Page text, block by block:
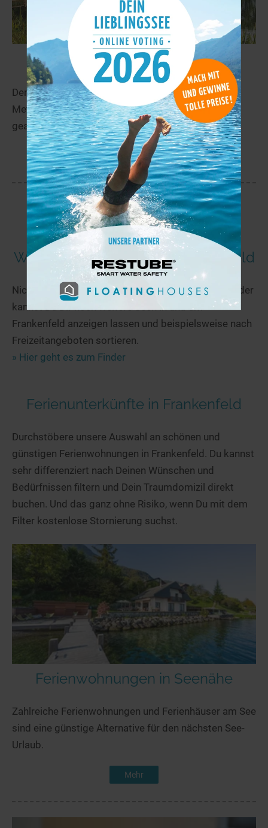
Bultensee 45,7 km
Der Bultensee befindet sich in Bremen und ist elf
Meter tief. In dem See darf gebadet, getaucht und
geangelt werden. Der See ist DLRG-Überwacht.
mehr
Weitere Seen in und um Frankenfeld
Nicht der richtige See dabei? Über den Seen.de-Finder
kannst Du Dir noch weitere Seen in und um
Frankenfeld anzeigen lassen und beispielsweise nach
Freizeitangeboten sortieren.
» Hier geht es zum Finder
Ferienunterkünfte in Frankenfeld
Durchstöbere unsere Auswahl an schönen und
günstigen Ferienwohnungen in Frankenfeld. Du kannst
sehr differenziert nach Deinen Wünschen und
Bedürfnissen filtern und Dein Traumdomizil direkt
buchen. Und das ganz ohne Risiko, wenn Du mit dem
Filter kostenlose Stornierung suchst.
Ferienwohnungen in Seenähe
Zahlreiche Ferienwohnungen und Ferienhäuser am See
sind eine günstige Alternative für den nächsten See-
Urlaub.
Mehr